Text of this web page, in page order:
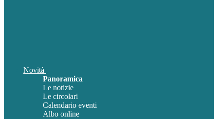
Novità
Panoramica
Le notizie
Le circolari
Calendario eventi
Albo online